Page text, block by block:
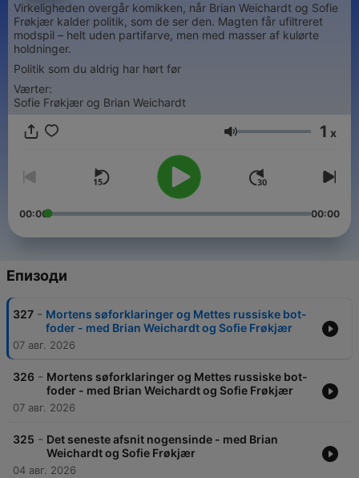
Virkeligheden overgår komikken, når Brian Weichardt og Sofie
Frøkjær kalder politik, som de ser den. Magten får ufiltreret
modspil – helt uden partifarve, men med masser af kulørte
holdninger.
Politik som du aldrig har hørt før
Værter:
Sofie Frøkjær og Brian Weichardt
Сила на звука
1 x
00:00 00:00
Епизоди
327 - Mortens søforklaringer og Mettes russiske bot-
foder - med Brian Weichardt og Sofie Frøkjær
07 авг. 2026
326 - Mortens søforklaringer og Mettes russiske bot-
foder - med Brian Weichardt og Sofie Frøkjær
07 авг. 2026
325 - Det seneste afsnit nogensinde - med Brian
Weichardt og Sofie Frøkjær
04 авг. 2026